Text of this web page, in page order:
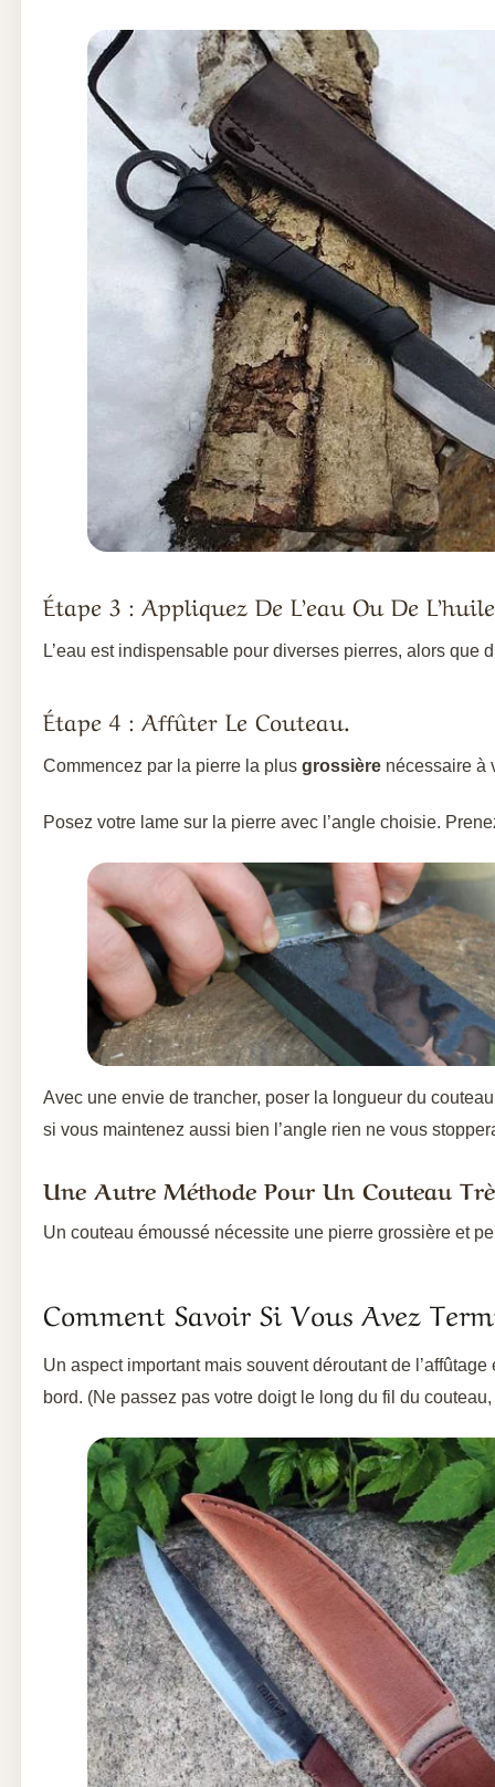
Étape 3 : Appliquez De L’eau Ou De
L’eau est indispensable pour diverses pierres, alors que
Étape 4 : Affûter Le Couteau.
Commencez par la pierre la plus grossière nécessaire à
Posez votre lame sur la pierre avec l’angle choisie.
Avec une envie de trancher, poser la longueur du
si vous maintenez aussi bien l’angle rien ne vous
Une Autre Méthode Pour Un Couteau
Un couteau émoussé nécessite une pierre grossière et
Comment Savoir Si Vous Avez
Un aspect important mais souvent déroutant de
bord. (Ne passez pas votre doigt le long du fil du